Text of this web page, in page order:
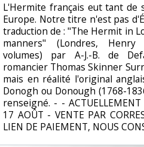
‎L'Hermite français eut tant de
Europe. Notre titre n'est pas
traduction de : "The Hermit in
manners" (Londres,
volumes) par A-J.-B. de
romancier Thomas Skinner
mais en réalité l'original
Donogh ou Donough (1768-
renseigné. - - ACTUELLEMENT
17 AOÛT - VENTE PAR
LIEN DE PAIEMENT, NOUS